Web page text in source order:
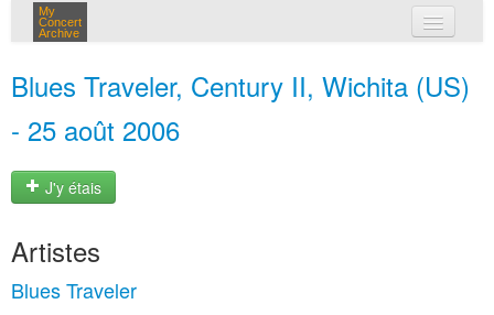
My
Concert
Archive
Blues Traveler, Century II, Wichita (US)
- 25 août 2006
J'y étais
Artistes
Blues Traveler